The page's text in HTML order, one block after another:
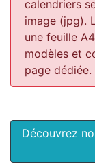
calendriers
image (jpg).
une feuille
modèles et
page dédiée.
Découvrez